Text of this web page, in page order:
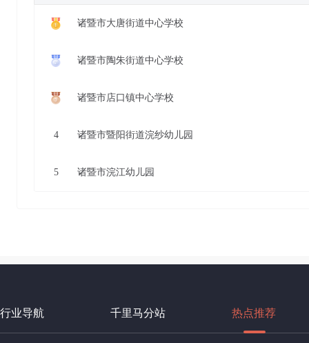
诸暨市大唐街道中心学校
诸暨市陶朱街道中心学校
诸暨市店口镇中心学校
4 诸暨市暨阳街道浣纱幼儿园
5 诸暨市浣江幼儿园
行业导航 千里马分站 热点推荐